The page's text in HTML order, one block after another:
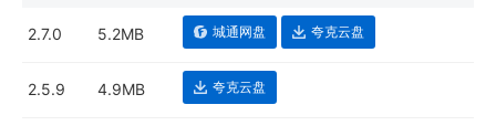
2.7.0 5.2MB 城通网盘 夸克云盘
2.5.9 4.9MB 夸克云盘